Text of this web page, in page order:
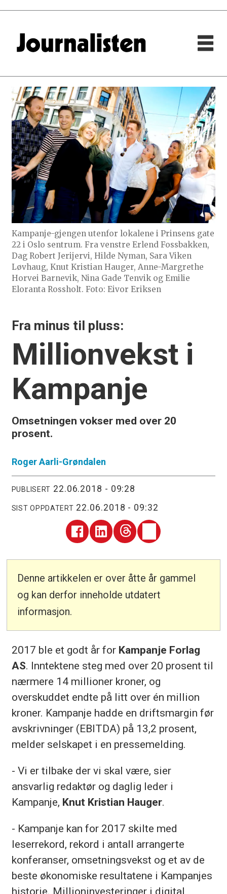
Kampanje-gjengen utenfor lokalene i Prinsens gate
22 i Oslo sentrum. Fra venstre Erlend Fossbakken,
Dag Robert Jerijervi, Hilde Nyman, Sara Viken
Løvhaug, Knut Kristian Hauger, Anne-Margrethe
Horvei Barnevik, Nina Gade Tenvik og Emilie
Eloranta Rossholt. Foto: Eivor Eriksen
Fra minus til pluss:
Millionvekst i
Kampanje
Omsetningen vokser med over 20
prosent.
Roger Aarli-Grøndalen
PUBLISERT 22.06.2018 - 09:28
SIST OPPDATERT 22.06.2018 - 09:32
Denne artikkelen er over åtte år gammel
og kan derfor inneholde utdatert
informasjon.
2017 ble et godt år for Kampanje Forlag
AS. Inntektene steg med over 20 prosent til
nærmere 14 millioner kroner, og
overskuddet endte på litt over én million
kroner. Kampanje hadde en driftsmargin før
avskrivninger (EBITDA) på 13,2 prosent,
melder selskapet i en pressemelding.
- Vi er tilbake der vi skal være, sier
ansvarlig redaktør og daglig leder i
Kampanje, Knut Kristian Hauger.
- Kampanje kan for 2017 skilte med
leserrekord, rekord i antall arrangerte
konferanser, omsetningsvekst og et av de
beste økonomiske resultatene i Kampanjes
historie. Millioninvesteringer i digital